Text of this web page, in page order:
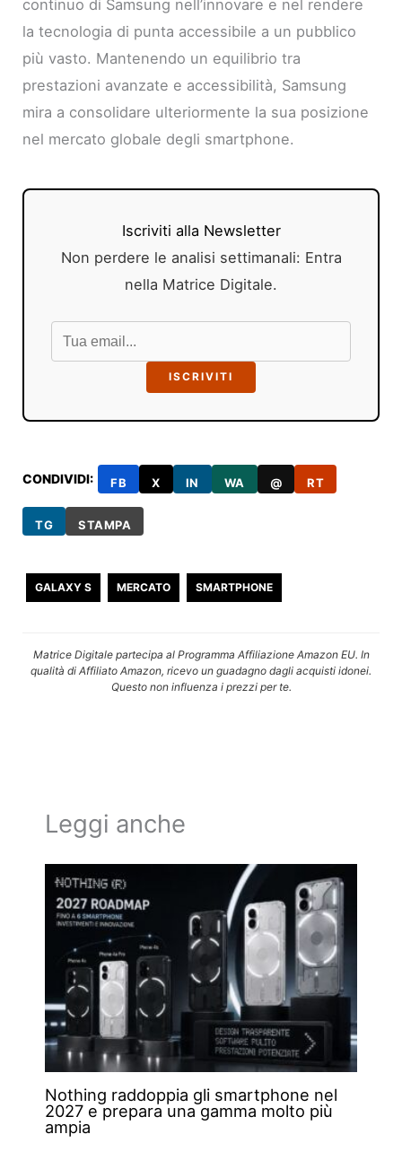
continuo di Samsung nell’innovare e nel rendere
la tecnologia di punta accessibile a un pubblico
più vasto. Mantenendo un equilibrio tra
prestazioni avanzate e accessibilità, Samsung
mira a consolidare ulteriormente la sua posizione
nel mercato globale degli smartphone.
Iscriviti alla Newsletter
Non perdere le analisi settimanali: Entra
nella Matrice Digitale.
ISCRIVITI
CONDIVIDI: FB X IN WA @ RT
TG STAMPA
GALAXY S MERCATO SMARTPHONE
Matrice Digitale partecipa al Programma Affiliazione Amazon EU. In
qualità di Affiliato Amazon, ricevo un guadagno dagli acquisti idonei.
Questo non influenza i prezzi per te.
Leggi anche
Nothing raddoppia gli smartphone nel
2027 e prepara una gamma molto più
ampia